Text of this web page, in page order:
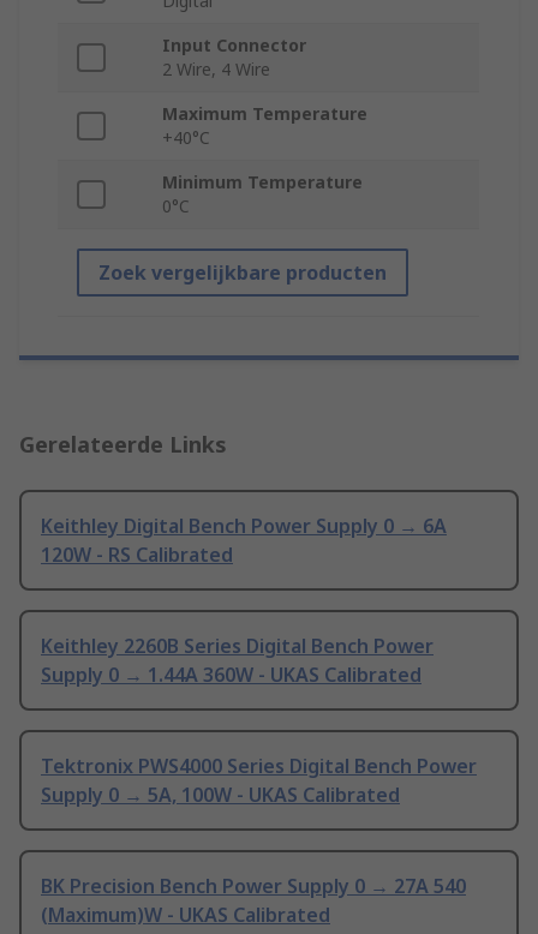
Input Connector
2 Wire, 4 Wire
Maximum Temperature
+40°C
Minimum Temperature
0°C
Zoek vergelijkbare producten
Gerelateerde Links
Keithley Digital Bench Power Supply 0 → 6A
120W - RS Calibrated
Keithley 2260B Series Digital Bench Power
Supply 0 → 1.44A 360W - UKAS Calibrated
Tektronix PWS4000 Series Digital Bench Power
Supply 0 → 5A, 100W - UKAS Calibrated
BK Precision Bench Power Supply 0 → 27A 540
(Maximum)W - UKAS Calibrated